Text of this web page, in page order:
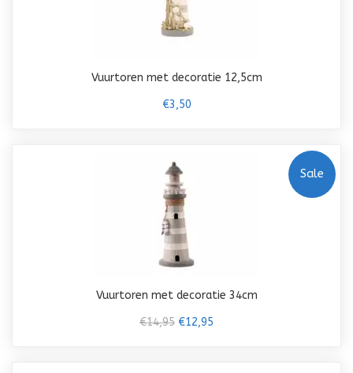
Vuurtoren met decoratie 12,5cm
€3,50
Sale
Vuurtoren met decoratie 34cm
€14,95 €12,95